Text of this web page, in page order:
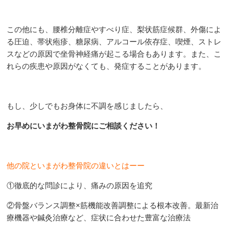
この他にも、腰椎分離症やすべり症、梨状筋症候群、外傷によ
る圧迫、帯状疱疹、糖尿病、アルコール依存症、喫煙、ストレ
スなどの原因で坐骨神経痛が起こる場合もあります。また、こ
れらの疾患や原因がなくても、発症することがあります。
もし、少しでもお身体に不調を感じましたら、
お早めにいまがわ整骨院にご相談ください！
他の院といまがわ整骨院の違いとはーー
①徹底的な問診により、痛みの原因を追究
②骨盤バランス調整×筋機能改善調整による根本改善。最新治
療機器や鍼灸治療など、症状に合わせた豊富な治療法